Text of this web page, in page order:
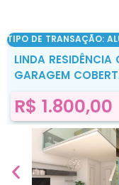
TIPO DE TRANSAÇÃO:
LINDA
GARAGEM
R$ 1.800,00